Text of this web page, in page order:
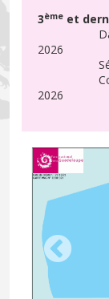
3ème et
2026
2026